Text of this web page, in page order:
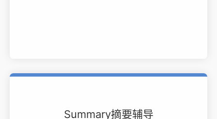
Summary摘要辅导